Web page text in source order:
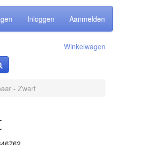
Inloggen Aanmelden
Winkelwagen
- Zwart